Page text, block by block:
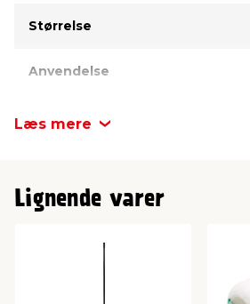
Størrelse
Anvendelse
Læs mere
Lignende varer